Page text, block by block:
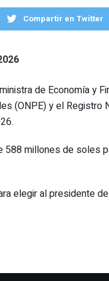
Compartir en Twitter
de Economía y
(ONPE) y el
millones de
elegir al presidente